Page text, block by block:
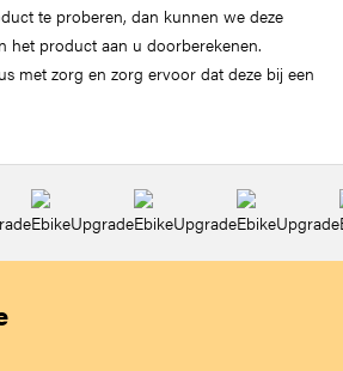
te proberen, dan kunnen we deze
het product aan u doorberekenen.
met zorg en zorg ervoor dat deze bij een